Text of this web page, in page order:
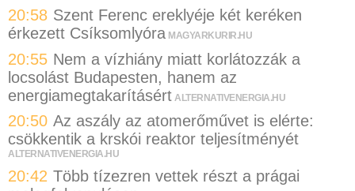
20:58 Szent Ferenc ereklyéje két keréken
érkezett Csíksomlyóra MAGYARKURIR.HU
20:55 Nem a vízhiány miatt korlátozzák a
locsolást Budapesten, hanem az
energiamegtakarításért ALTERNATIVENERGIA.HU
20:50 Az aszály az atomerőművet is elérte:
csökkentik a krskói reaktor teljesítményét
ALTERNATIVENERGIA.HU
20:42 Több tízezren vettek részt a prágai